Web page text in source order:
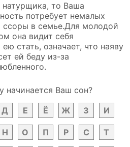
то Ваша
потребует немалых
ссоры в семье.Для молодой
она видит себя
стать, означает, что наяву
ей беду из-за
начинается Ваш сон?
Д Е Ё Ж З И
Н О П Р С Т